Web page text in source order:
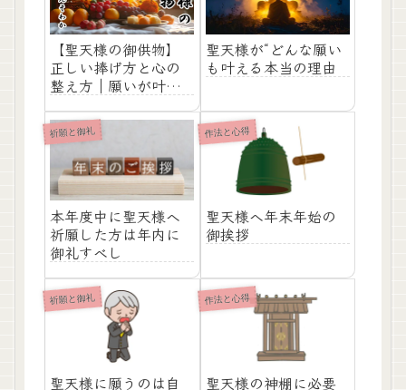
【聖天様の御供物】
正しい捧げ方と心の
整え方｜願いが叶う
こと
聖天様が“どんな願い
も叶える本当の理由
祈願と御礼
本年度中に聖天様へ
祈願した方は年内に
御礼すべし
作法と心得
聖天様へ年末年始の
御挨拶
祈願と御礼
聖天様に願うのは自
作法と心得
聖天様の神棚に必要